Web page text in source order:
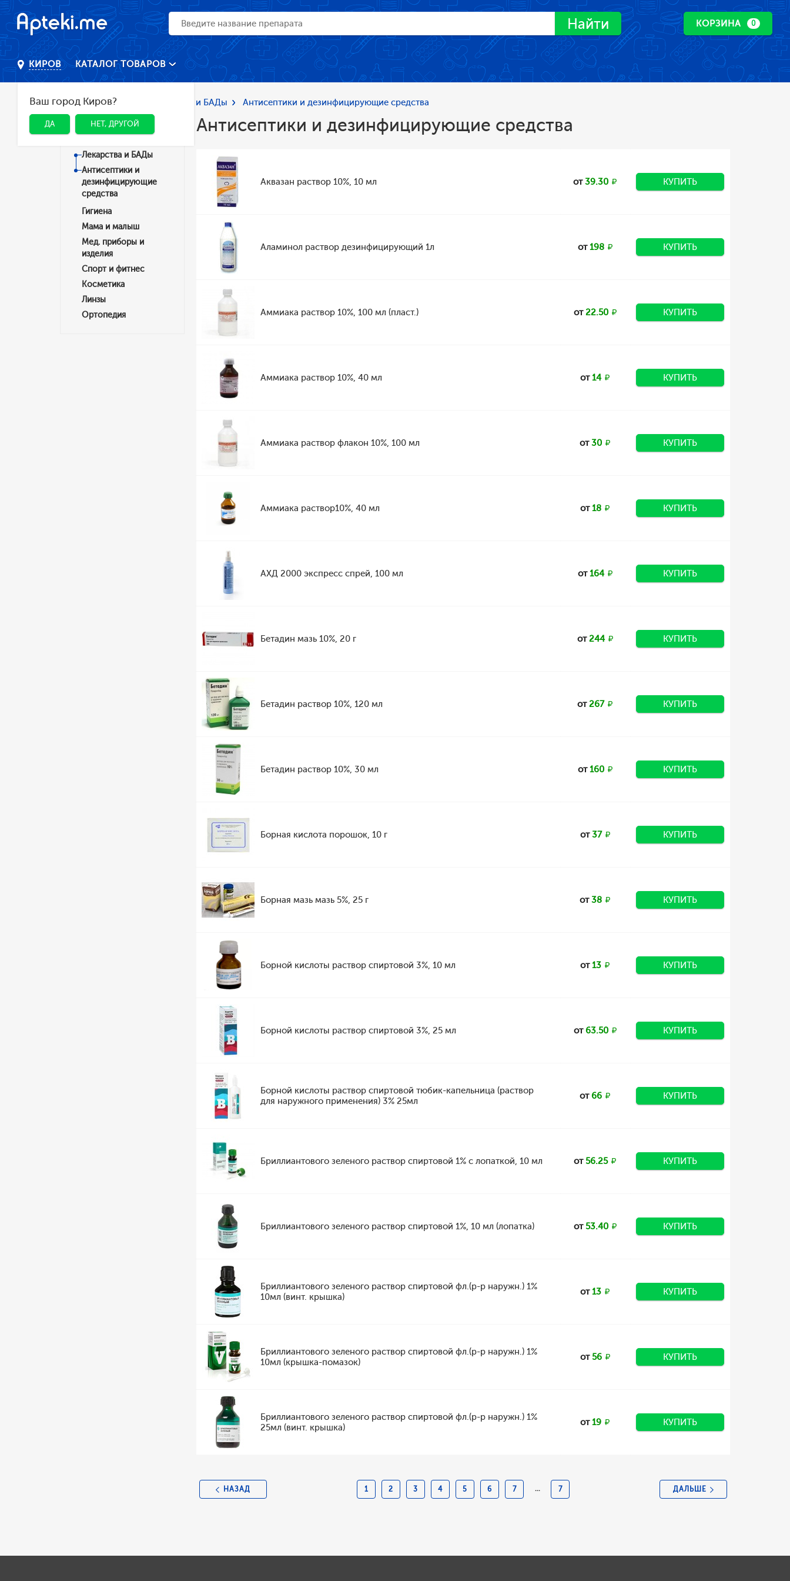
Найти КОРЗИНА 0
КИРОВ
Ваш город Киров?
ДА НЕТ, ДРУГОЙ
КАТАЛОГ ТОВАРОВ
Главная Каталог Лекарства и БАДы Антисептики и дезинфицирующие средства
Категории
Лекарства и БАДы
Антисептики и
дезинфицирующие
средства
Гигиена
Мама и малыш
Мед. приборы и
изделия
Спорт и фитнес
Косметика
Линзы
Ортопедия
Антисептики и дезинфицирующие средства
Аквазан раствор 10%, 10 мл от39.30 КУПИТЬ
Аламинол раствор дезинфицирующий 1л от198 КУПИТЬ
Аммиака раствор 10%, 100 мл (пласт.) от22.50 КУПИТЬ
Аммиака раствор 10%, 40 мл от14 КУПИТЬ
Аммиака раствор флакон 10%, 100 мл от30 КУПИТЬ
Аммиака раствор10%, 40 мл от18 КУПИТЬ
АХД 2000 экспресс спрей, 100 мл от164 КУПИТЬ
Бетадин мазь 10%, 20 г от244 КУПИТЬ
Бетадин раствор 10%, 120 мл от267 КУПИТЬ
Бетадин раствор 10%, 30 мл от160 КУПИТЬ
Борная кислота порошок, 10 г от37 КУПИТЬ
Борная мазь мазь 5%, 25 г от38 КУПИТЬ
Борной кислоты раствор спиртовой 3%, 10 мл от13 КУПИТЬ
Борной кислоты раствор спиртовой 3%, 25 мл от63.50 КУПИТЬ
Борной кислоты раствор спиртовой тюбик-капельница (раствор
для наружного применения) 3% 25мл
от66 КУПИТЬ
Бриллиантового зеленого раствор спиртовой 1% с лопаткой, 10 мл от56.25 КУПИТЬ
Бриллиантового зеленого раствор спиртовой 1%, 10 мл (лопатка) от53.40 КУПИТЬ
Бриллиантового зеленого раствор спиртовой фл.(р-р наружн.) 1%
10мл (винт. крышка)
от13 КУПИТЬ
Бриллиантового зеленого раствор спиртовой фл.(р-р наружн.) 1%
10мл (крышка-помазок)
от56 КУПИТЬ
Бриллиантового зеленого раствор спиртовой фл.(р-р наружн.) 1%
25мл (винт. крышка)
от19 КУПИТЬ
НАЗАД 1 2 3 4 5 6 7 ... 7 ДАЛЬШЕ